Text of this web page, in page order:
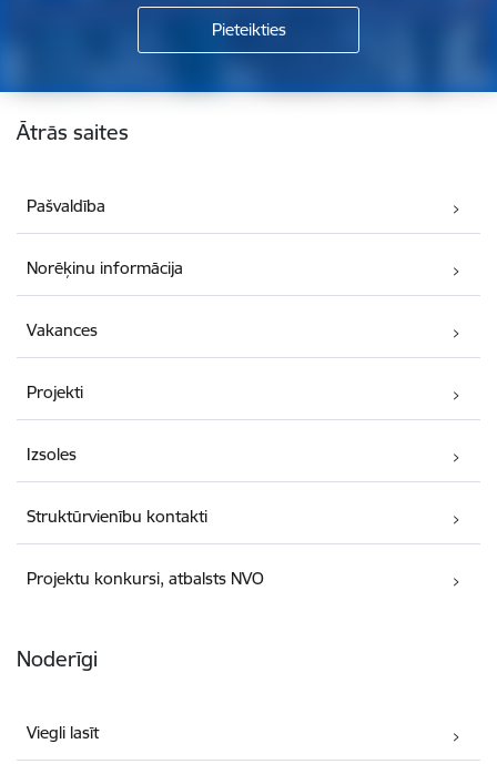
Kājene
Ātrās saites
Pašvaldība
Norēķinu informācija
Vakances
Projekti
Izsoles
Struktūrvienību kontakti
Projektu konkursi, atbalsts NVO
Noderīgi
Viegli lasīt